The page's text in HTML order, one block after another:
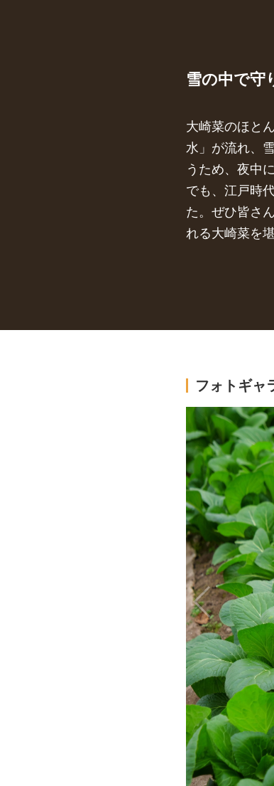
雪の中で守
大崎菜のほと
水」が流れ、
うため、夜中
でも、江戸時
た。ぜひ皆さ
れる大崎菜を
フォトギャ